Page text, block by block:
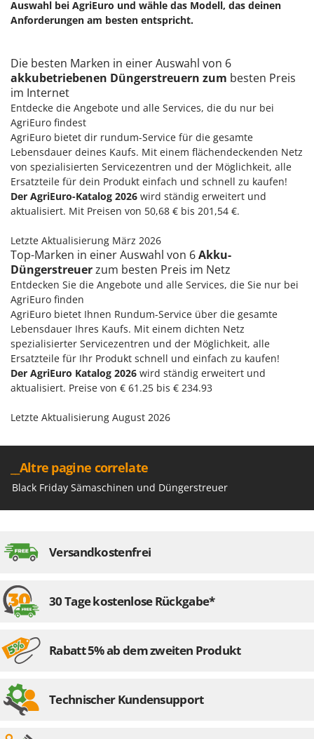
Auswahl bei AgriEuro und wähle das Modell, das deinen
Anforderungen am besten entspricht.
Die besten Marken in einer Auswahl von 6
akkubetriebenen Düngerstreuern zum besten Preis
im Internet
Entdecke die Angebote und alle Services, die du nur bei
AgriEuro findest
AgriEuro bietet dir rundum-Service für die gesamte
Lebensdauer deines Kaufs. Mit einem flächendeckenden Netz
von spezialisierten Servicezentren und der Möglichkeit, alle
Ersatzteile für dein Produkt einfach und schnell zu kaufen!
Der AgriEuro-Katalog 2026 wird ständig erweitert und
aktualisiert. Mit Preisen von 50,68 € bis 201,54 €.
Letzte Aktualisierung März 2026
Top-Marken in einer Auswahl von 6Akku-
Düngerstreuerzum besten Preis im Netz
Entdecken Sie die Angebote und alle Services, die Sie nur bei
AgriEuro finden
AgriEuro bietet Ihnen Rundum-Service über die gesamte
Lebensdauer Ihres Kaufs. Mit einem dichten Netz
spezialisierter Servicezentren und der Möglichkeit, alle
Ersatzteile für Ihr Produkt schnell und einfach zu kaufen!
Der AgriEuro Katalog 2026 wird ständig erweitert und
aktualisiert. Preise von € 61.25 bis € 234.93
Letzte Aktualisierung August 2026
__Altre pagine correlate
Black Friday Sämaschinen und Düngerstreuer
Versandkostenfrei
30 Tage kostenlose Rückgabe*
Rabatt 5% ab dem zweiten Produkt
Technischer Kundensupport